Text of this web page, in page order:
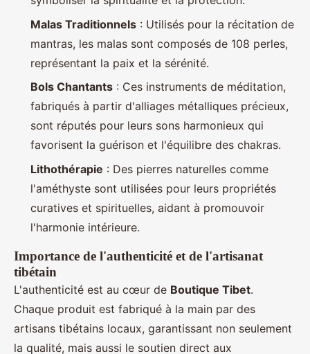
Malas Traditionnels : Utilisés pour la récitation de
mantras, les malas sont composés de 108 perles,
représentant la paix et la sérénité.
Bols Chantants : Ces instruments de méditation,
fabriqués à partir d'alliages métalliques précieux,
sont réputés pour leurs sons harmonieux qui
favorisent la guérison et l'équilibre des chakras.
Lithothérapie : Des pierres naturelles comme
l'améthyste sont utilisées pour leurs propriétés
curatives et spirituelles, aidant à promouvoir
l'harmonie intérieure.
Importance de l'authenticité et de l'artisanat
tibétain
L'authenticité est au cœur de Boutique Tibet.
Chaque produit est fabriqué à la main par des
artisans tibétains locaux, garantissant non seulement
la qualité, mais aussi le soutien direct aux